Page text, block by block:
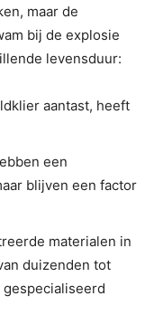
maar de
bij de explosie
levensduur:
aantast, heeft
een
blijven een factor
materialen in
duizenden tot